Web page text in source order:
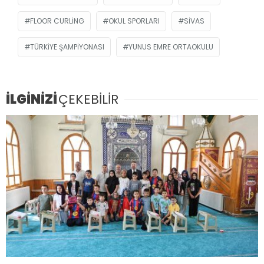
FLOOR CURLING OKUL SPORLARI SIVAS
TÜRKIYE ŞAMPIYONASI YUNUS EMRE ORTAOKULU
İLGİNİZİÇEKEBİLİR